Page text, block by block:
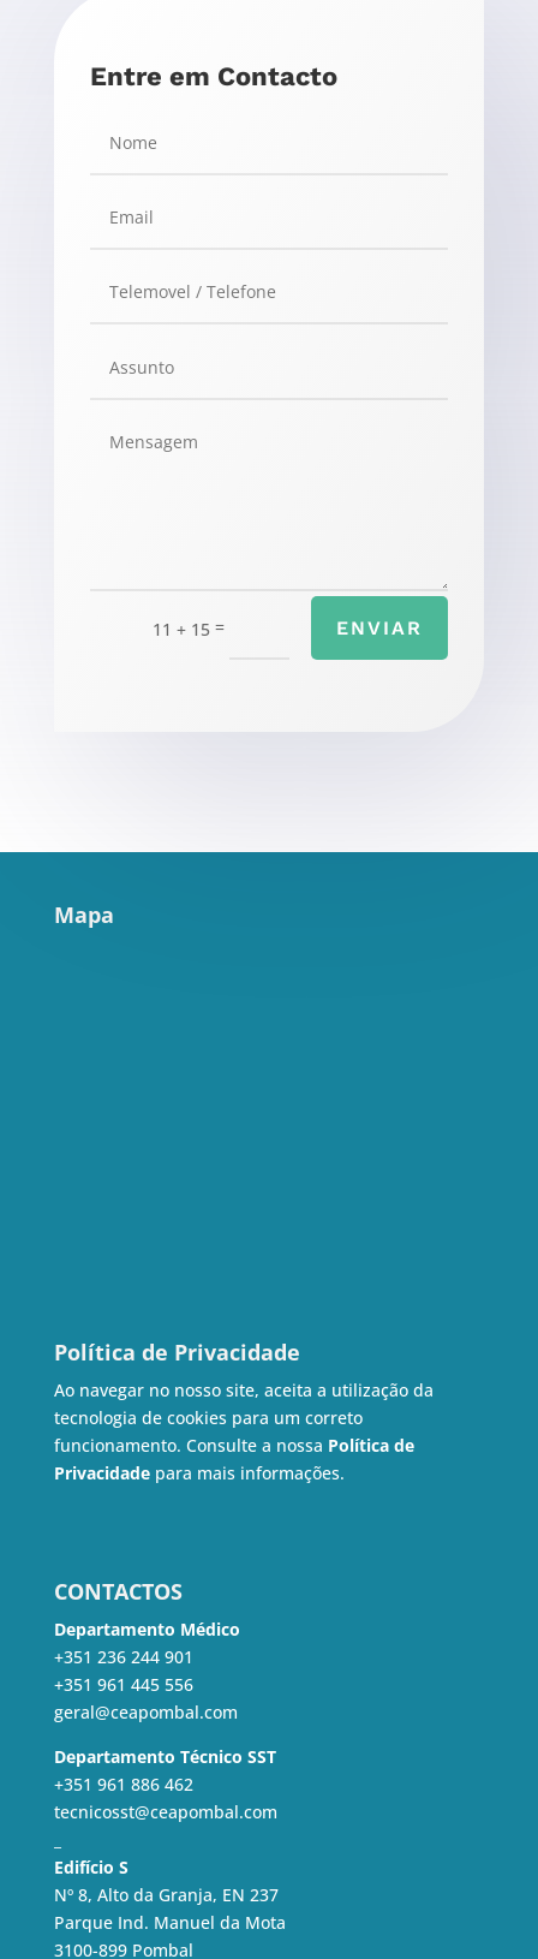
Entre em Contacto
11 + 15 = ENVIAR
Mapa
Política de Privacidade
Ao navegar no nosso site, aceita a utilização da
tecnologia de cookies para um correto
funcionamento. Consulte a nossa Política de
Privacidade para mais informações.
CONTACTOS
Departamento Médico
+351 236 244 901
+351 961 445 556
geral@ceapombal.com
Departamento Técnico SST
+351 961 886 462
tecnicosst@ceapombal.com
Edifício S
Nº 8, Alto da Granja, EN 237
Parque Ind. Manuel da Mota
3100-899 Pombal